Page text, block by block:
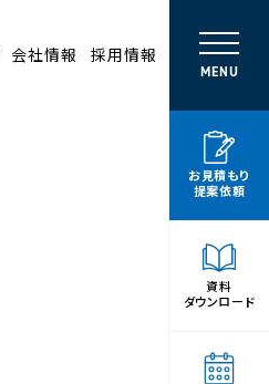
MENU
会社情報 採用情報
お見積もり
提案依頼
資料
ダウンロード